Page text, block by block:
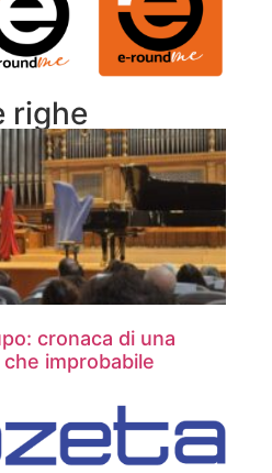
righe
cronaca di una
improbabile